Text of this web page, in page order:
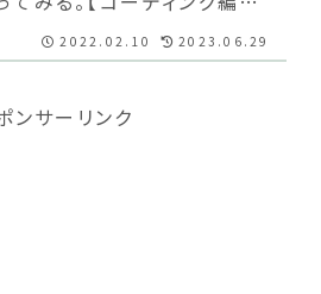
ブ対応まで2022.02.10 2023.06.29
ンサーリンク